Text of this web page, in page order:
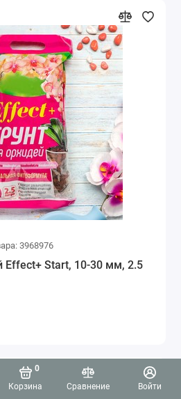
Корзина
0
Сравнение
Войти
3968976
Effect+ Start, 10-30 мм, 2.5